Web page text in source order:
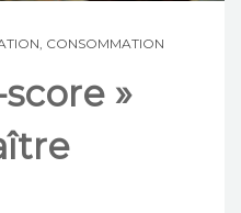
CONSOMMATION
»